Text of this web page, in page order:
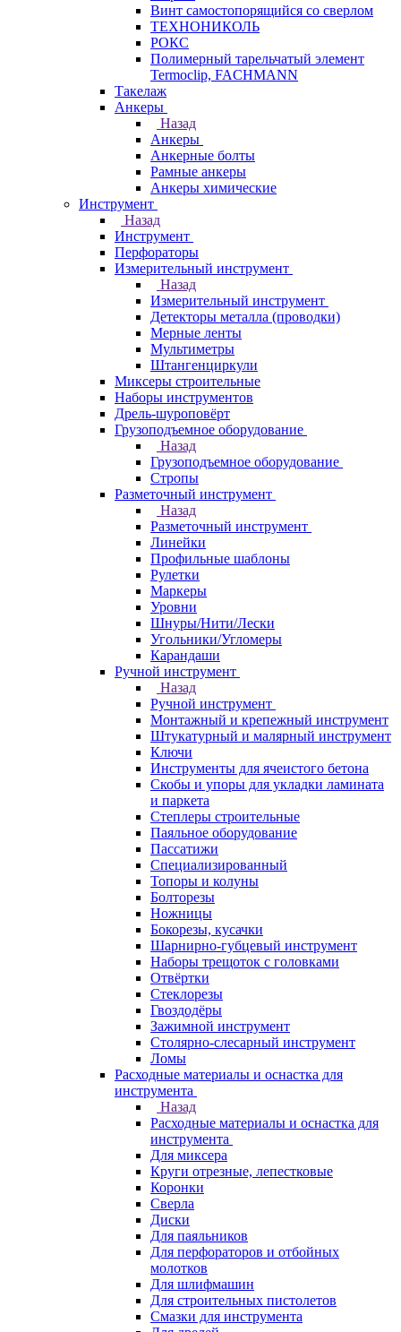
Винт самостопорящийся со сверлом
ТЕХНОНИКОЛЬ
РОКС
Полимерный тарельчатый элемент
Termoclip, FACHMANN
Такелаж
Анкеры
Назад
Анкеры
Анкерные болты
Рамные анкеры
Анкеры химические
Инструмент
Назад
Инструмент
Перфораторы
Измерительный инструмент
Назад
Измерительный инструмент
Детекторы металла (проводки)
Мерные ленты
Мультиметры
Штангенциркули
Миксеры строительные
Наборы инструментов
Дрель-шуроповёрт
Грузоподъемное оборудование
Назад
Грузоподъемное оборудование
Стропы
Разметочный инструмент
Назад
Разметочный инструмент
Линейки
Профильные шаблоны
Рулетки
Маркеры
Уровни
Шнуры/Нити/Лески
Угольники/Угломеры
Карандаши
Ручной инструмент
Назад
Ручной инструмент
Монтажный и крепежный инструмент
Штукатурный и малярный инструмент
Ключи
Инструменты для ячеистого бетона
Скобы и упоры для укладки ламината
и паркета
Степлеры строительные
Паяльное оборудование
Пассатижи
Специализированный
Топоры и колуны
Болторезы
Ножницы
Бокорезы, кусачки
Шарнирно-губцевый инструмент
Наборы трещоток с головками
Отвёртки
Стеклорезы
Гвоздодёры
Зажимной инструмент
Столярно-слесарный инструмент
Ломы
Расходные материалы и оснастка для
инструмента
Назад
Расходные материалы и оснастка для
инструмента
Для миксера
Круги отрезные, лепестковые
Коронки
Сверла
Диски
Для паяльников
Для перфораторов и отбойных
молотков
Для шлифмашин
Для строительных пистолетов
Смазки для инструмента